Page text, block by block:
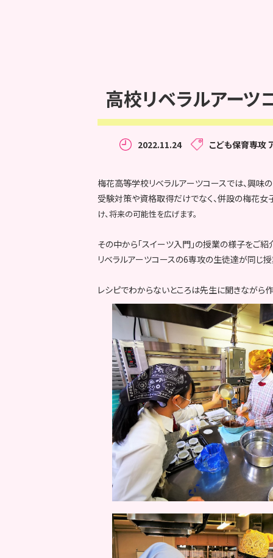
高校リベラルアー
2022.11.24 こども保育専攻
梅花高等学校リベラルアーツコースでは、興味
受験対策や資格取得だけでなく、併設の梅花
け、将来の可能性を広げます。
その中から「スイーツ入門」の授業の様子をご紹
リベラルアーツコースの6専攻の生徒達が同じ
レシピでわからないところは先生に聞きながら